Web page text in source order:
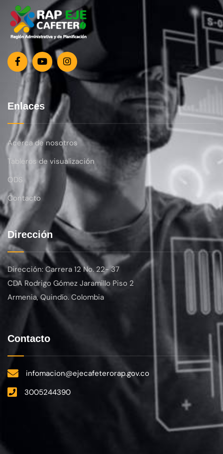
Enlaces
Acerca de nosotros
Tableros de visualización
ODS
Contacto
Dirección
Dirección: Carrera 12 No. 22- 37
CDA Rodrigo Gómez Jaramillo Piso 2
Armenia, Quindío. Colombia
Contacto
infomacion@ejecafeterorap.gov.co
3005244390